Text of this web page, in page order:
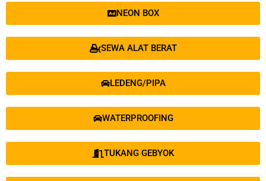
NEON BOX
SEWA ALAT BERAT
LEDENG/PIPA
WATERPROOFING
TUKANG GEBYOK